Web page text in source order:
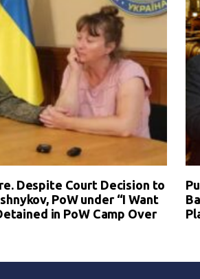
Despite Court Decision to
PoW under “I Want
in PoW Camp Over